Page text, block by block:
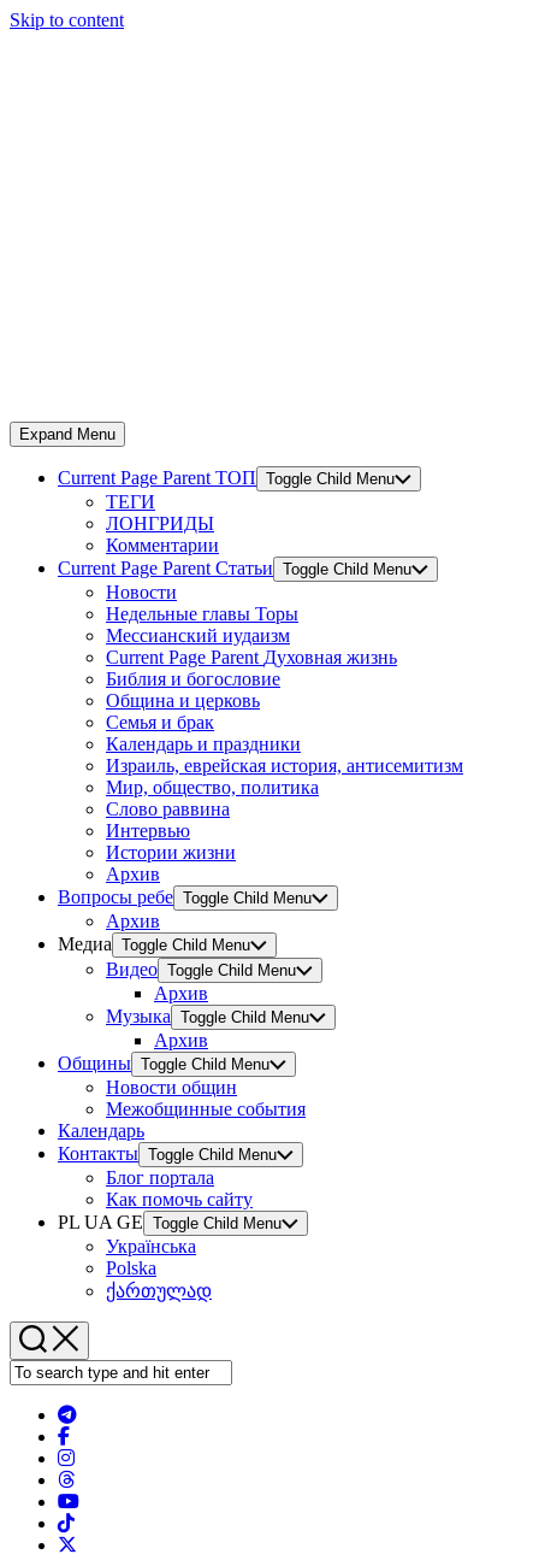
Skip to content
Expand Menu
Current Page Parent ТОП Toggle Child Menu
ТЕГИ
ЛОНГРИДЫ
Комментарии
Current Page Parent Статьи Toggle Child Menu
Новости
Недельные главы Торы
Мессианский иудаизм
Current Page Parent Духовная жизнь
Библия и богословие
Община и церковь
Семья и брак
Календарь и праздники
Израиль, еврейская история, антисемитизм
Мир, общество, политика
Слово раввина
Интервью
Истории жизни
Архив
Вопросы ребе Toggle Child Menu
Архив
Медиа Toggle Child Menu
Видео Toggle Child Menu
Архив
Музыка Toggle Child Menu
Архив
Общины Toggle Child Menu
Новости общин
Межобщинные события
Календарь
Контакты Toggle Child Menu
Блог портала
Как помочь сайту
PL UA GE Toggle Child Menu
Українська
Polska
ქართულად